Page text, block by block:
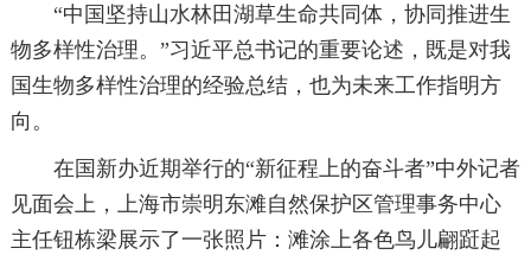
“中国坚持山水林田湖草生命共同体，协同推进生
物多样性治理。”习近平总书记的重要论述，既是对我
国生物多样性治理的经验总结，也为未来工作指明方
向。
在国新办近期举行的“新征程上的奋斗者”中外记者
见面会上，上海市崇明东滩自然保护区管理事务中心
主任钮栋梁展示了一张照片：滩涂上各色鸟儿翩跹起